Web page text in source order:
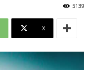
5139
X